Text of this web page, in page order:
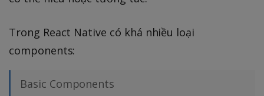
Trong React Native có khá nhiều loại
components:
Basic Components